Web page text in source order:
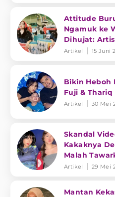
Attitude
Ngamuk ke
Dihujat:
Superstar!
Artikel 15 Juni
Bikin Heboh
Fuji &
Artikel 30 Mei
Skandal
Kakaknya
Malah
Artikel 29 Mei
Mantan